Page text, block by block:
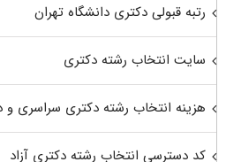
رتبه قبولی دکتری دانشگاه تهران
سایت انتخاب رشته دکتری
هزینه انتخاب رشته دکتری سراسری و
کد دسترسی انتخاب رشته دکتری آزاد